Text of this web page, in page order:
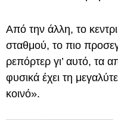
Από την άλλη, το
σταθμού, το πιο
ρεπόρτερ γι’ αυτό, τα
φυσικά έχει τη
κοινό».